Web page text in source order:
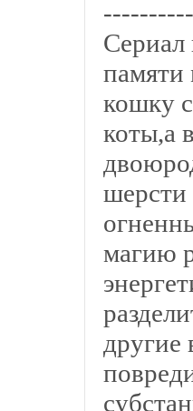
Сериал
памяти
кошку
коты,а
шерсти
магию
другие